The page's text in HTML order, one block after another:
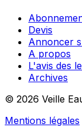
Devis
Annoncer
A propos
L'avis des
Archives
© 2026 Veille
Mentions légales